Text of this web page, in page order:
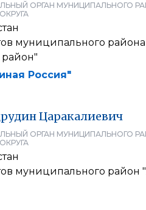
ОРГАН МУНИЦИПАЛЬНОГО
муниципального района
Россия"
Царакалиевич
ОРГАН МУНИЦИПАЛЬНОГО
муниципального район